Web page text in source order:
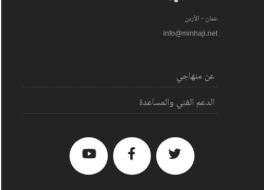
عمان - الأردن
info@minhaji.net
عن منهاجي
الدعم الفني والمساعدة